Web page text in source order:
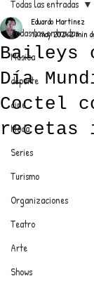
ANUNCIATE
PARA MÁS
EL
CON
Todas las entradas
Música
deporte
cine
Moda
Series
Turismo
Organizaciones
Teatro
Arte
Shows
Todas las entradas
Baileys
Día
Coctel
recetas
Eduardo Martínez
13 may 20242 min